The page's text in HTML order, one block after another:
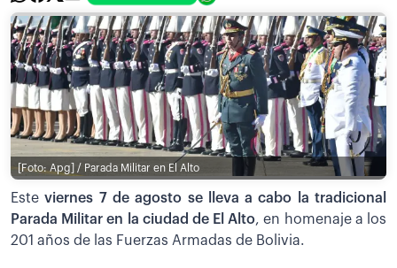
[Foto: Apg] / Parada Militar en El Alto
Este viernes 7 de agosto se lleva a cabo la tradicional
Parada Militar en la ciudad de El Alto, en homenaje a los
201 años de las Fuerzas Armadas de Bolivia.